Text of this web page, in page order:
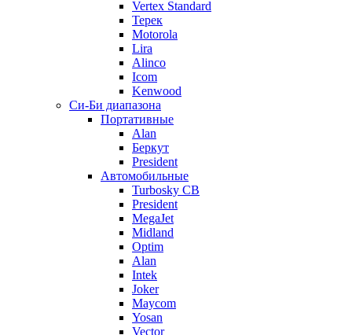
Vertex Standard
Терек
Motorola
Lira
Alinco
Icom
Kenwood
Си-Би диапазона
Портативные
Alan
Беркут
President
Автомобильные
Turbosky CB
President
MegaJet
Midland
Optim
Alan
Intek
Joker
Maycom
Yosan
Vector